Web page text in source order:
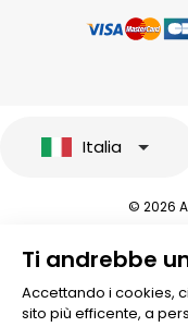
Ti andrebbe
Accettando i cookies,
sito più efficente, a
Italia
© 2026